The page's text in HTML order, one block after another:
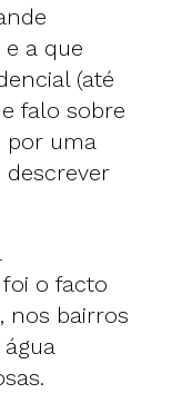
a que
(até
falo sobre
por uma
descrever
o facto
nos bairros